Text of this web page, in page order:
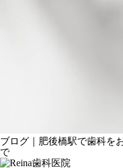
ブログ｜肥後橋駅で歯科を
で